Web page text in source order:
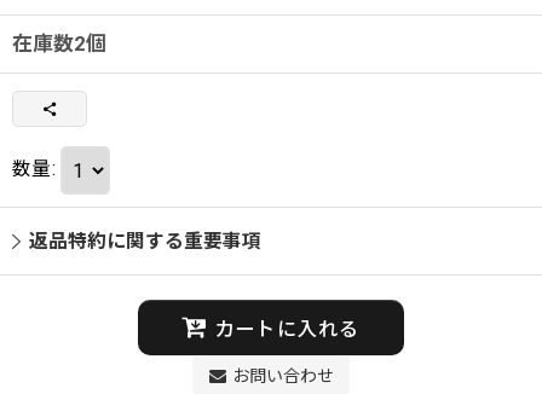
在庫数2個
数量:
返品特約に関する重要事項
カートに入れる
お問い合わせ